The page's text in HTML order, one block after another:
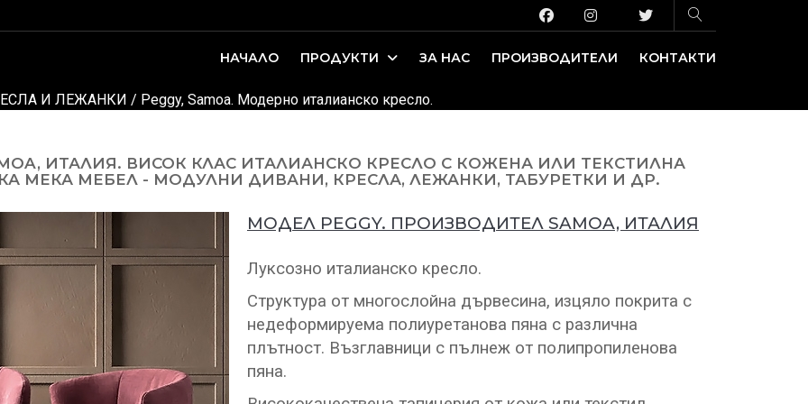
НАЧАЛО ПРОДУКТИ ЗА НАС ПРОИЗВОДИТЕЛИ КОНТАКТИ
И ЛЕЖАНКИ / Peggy, Samoa. Модерно италианско кресло.
ИТАЛИЯ. ВИСОК КЛАС ИТАЛИАНСКО КРЕСЛО С КОЖЕНА ИЛИ ТЕКСТИЛНА
МЕКА МЕБЕЛ - МОДУЛНИ ДИВАНИ, КРЕСЛА, ЛЕЖАНКИ, ТАБУРЕТКИ И ДР.
МОДЕЛ PEGGY. ПРОИЗВОДИТЕЛ SAMOA, ИТАЛИЯ
Луксозно италианско кресло.
Структура от многослойна дървесина, изцяло покрита с
недеформируема полиуретанова пяна с различна
плътност. Възглавници с пълнеж от полипропиленова
пяна.